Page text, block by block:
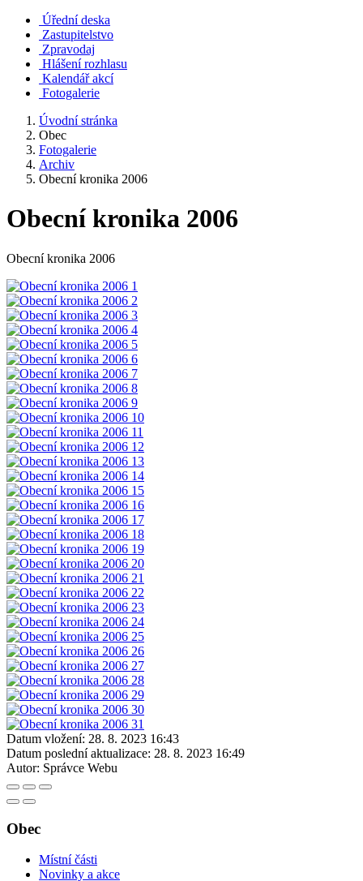
Úřední deska
Zastupitelstvo
Zpravodaj
Hlášení rozhlasu
Kalendář akcí
Fotogalerie
Úvodní stránka
Obec
Fotogalerie
Archiv
Obecní kronika 2006
Obecní kronika 2006
Obecní kronika 2006
Datum vložení: 28. 8. 2023 16:43
Datum poslední aktualizace: 28. 8. 2023 16:49
Autor: Správce Webu
Obec
Místní části
Novinky a akce